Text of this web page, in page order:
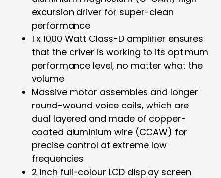
excursion driver for super-clean
performance
1 x 1000 Watt Class-D amplifier ensures
that the driver is working to its optimum
performance level, no matter what the
volume
Massive motor assembles and longer
round-wound voice coils, which are
dual layered and made of copper-
coated aluminium wire (CCAW) for
precise control at extreme low
frequencies
2 inch full-colour LCD display screen